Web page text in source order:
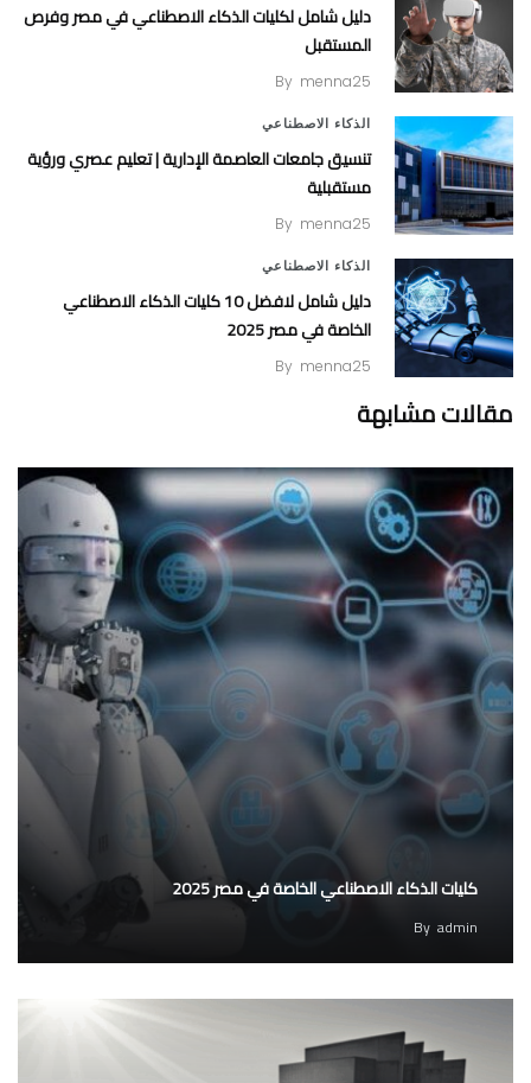
دليل شامل لكليات الذكاء الاصطناعي في مصر وفرص
المستقبل
By menna25
الذكاء الاصطناعي
تنسيق جامعات العاصمة الإدارية | تعليم عصري ورؤية
مستقبلية
By menna25
الذكاء الاصطناعي
دليل شامل لافضل 10 كليات الذكاء الاصطناعي
الخاصة في مصر 2025
By menna25
مقالات مشابهة
كليات الذكاء الاصطناعي الخاصة في مصر 2025
By admin